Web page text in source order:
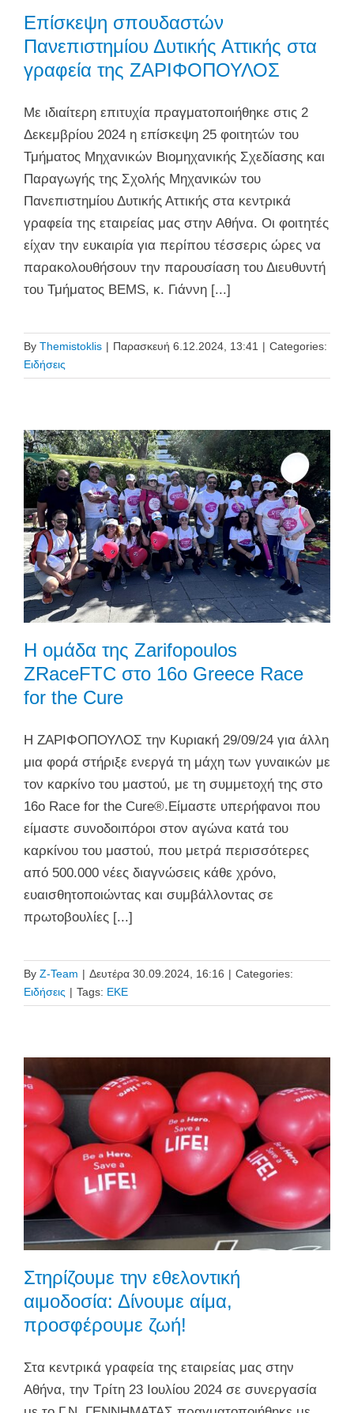
Επίσκεψη σπουδαστών
Πανεπιστημίου Δυτικής Αττικής στα
γραφεία της ΖΑΡΙΦΟΠΟΥΛΟΣ
Με ιδιαίτερη επιτυχία πραγματοποιήθηκε στις 2
Δεκεμβρίου 2024 η επίσκεψη 25 φοιτητών του
Τμήματος Μηχανικών Βιομηχανικής Σχεδίασης και
Παραγωγής της Σχολής Μηχανικών του
Πανεπιστημίου Δυτικής Αττικής στα κεντρικά
γραφεία της εταιρείας μας στην Αθήνα. Οι φοιτητές
είχαν την ευκαιρία για περίπου τέσσερις ώρες να
παρακολουθήσουν την παρουσίαση του Διευθυντή
του Τμήματος BEMS, κ. Γιάννη [...]
By Themistoklis | Παρασκευή 6.12.2024, 13:41 | Categories:
Ειδήσεις
Η ομάδα της Zarifopoulos
ZRaceFTC στο 16ο Greece Race
for the Cure
H ΖΑΡΙΦΟΠΟΥΛΟΣ την Κυριακή 29/09/24 για άλλη
μια φορά στήριξε ενεργά τη μάχη των γυναικών με
τον καρκίνο του μαστού, με τη συμμετοχή της στο
16ο Race for the Cure®.Είμαστε υπερήφανοι που
είμαστε συνοδοιπόροι στον αγώνα κατά του
καρκίνου του μαστού, που μετρά περισσότερες
από 500.000 νέες διαγνώσεις κάθε χρόνο,
ευαισθητοποιώντας και συμβάλλοντας σε
πρωτοβουλίες [...]
By Z-Team | Δευτέρα 30.09.2024, 16:16 | Categories:
Ειδήσεις | Tags: ΕΚΕ
Στηρίζουμε την εθελοντική
αιμοδοσία: Δίνουμε αίμα,
προσφέρουμε ζωή!
Στα κεντρικά γραφεία της εταιρείας μας στην
Αθήνα, την Τρίτη 23 Ιουλίου 2024 σε συνεργασία